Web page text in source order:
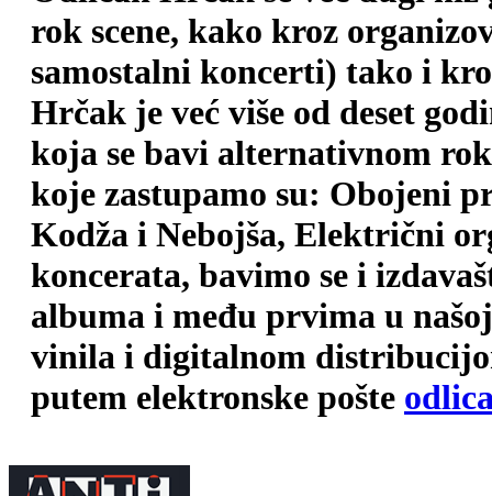
rok scene, kako kroz
samostalni koncerti) tako i
Hrčak je već više od deset
koja se bavi alternativnom
koje zastupamo su: Obojeni
Kodža i Nebojša, Električni
koncerata, bavimo se i
albuma i među prvima u
vinila i digitalnom
putem elektronske pošte